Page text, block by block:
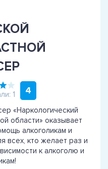
1 4
«Наркологический
области» оказывает
алкоголикам и
всех, кто желает раз и
к алкоголю и